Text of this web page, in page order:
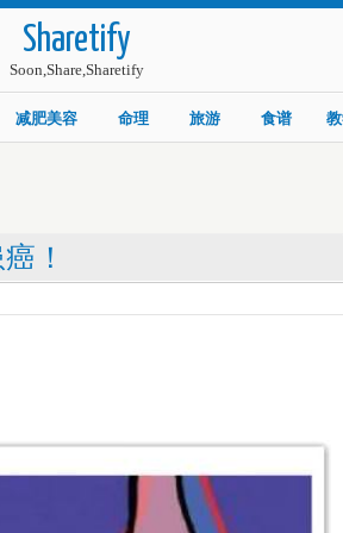
Sharetify
Soon,Share,Sharetify
减肥美容 命理 旅游 食谱
！